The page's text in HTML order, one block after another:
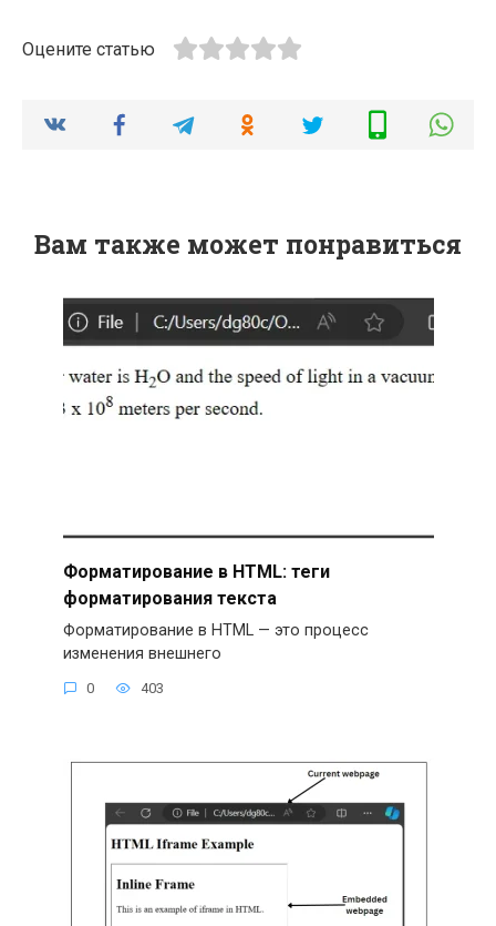
Оцените статью
Вам также может понравиться
Форматирование в HTML: теги
форматирования текста
Форматирование в HTML — это процесс
изменения внешнего
0 403